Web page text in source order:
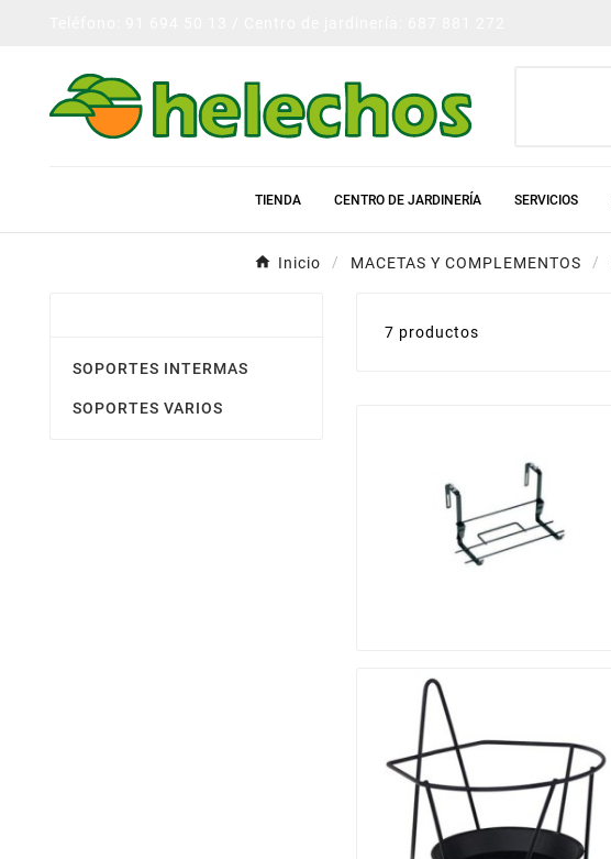
TIENDA CENTRO DE JARDINERÍA SERVICIOS
Inicio MACETAS Y COMPLEMENTOS
SOPORTES INTERMAS
SOPORTES VARIOS
7 productos